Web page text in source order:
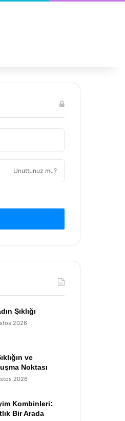
Unuttunuz mu?
Şıklığı
2026
ve
Noktası
2026
Kombinleri:
Bir Arada